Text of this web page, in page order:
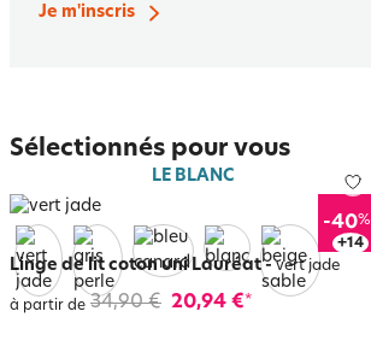
Je m'inscris
Sélectionnés pour vous
LE BLANC
-40%
+18
Linge de lit coton uni Lauréat- vert jade
à partir de 34,90 € 20,94 €*